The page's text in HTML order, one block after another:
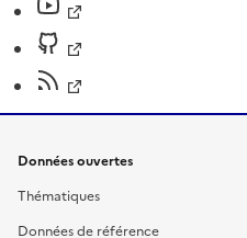
Données ouvertes
Thématiques
Données de référence